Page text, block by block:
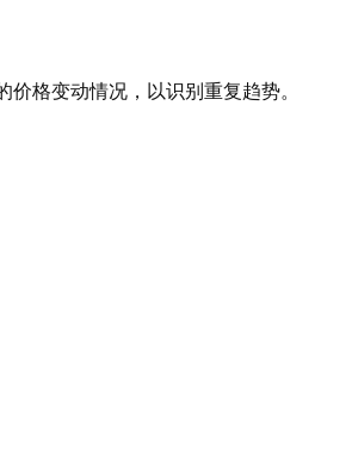
价格变动情况，以识别重复趋势。